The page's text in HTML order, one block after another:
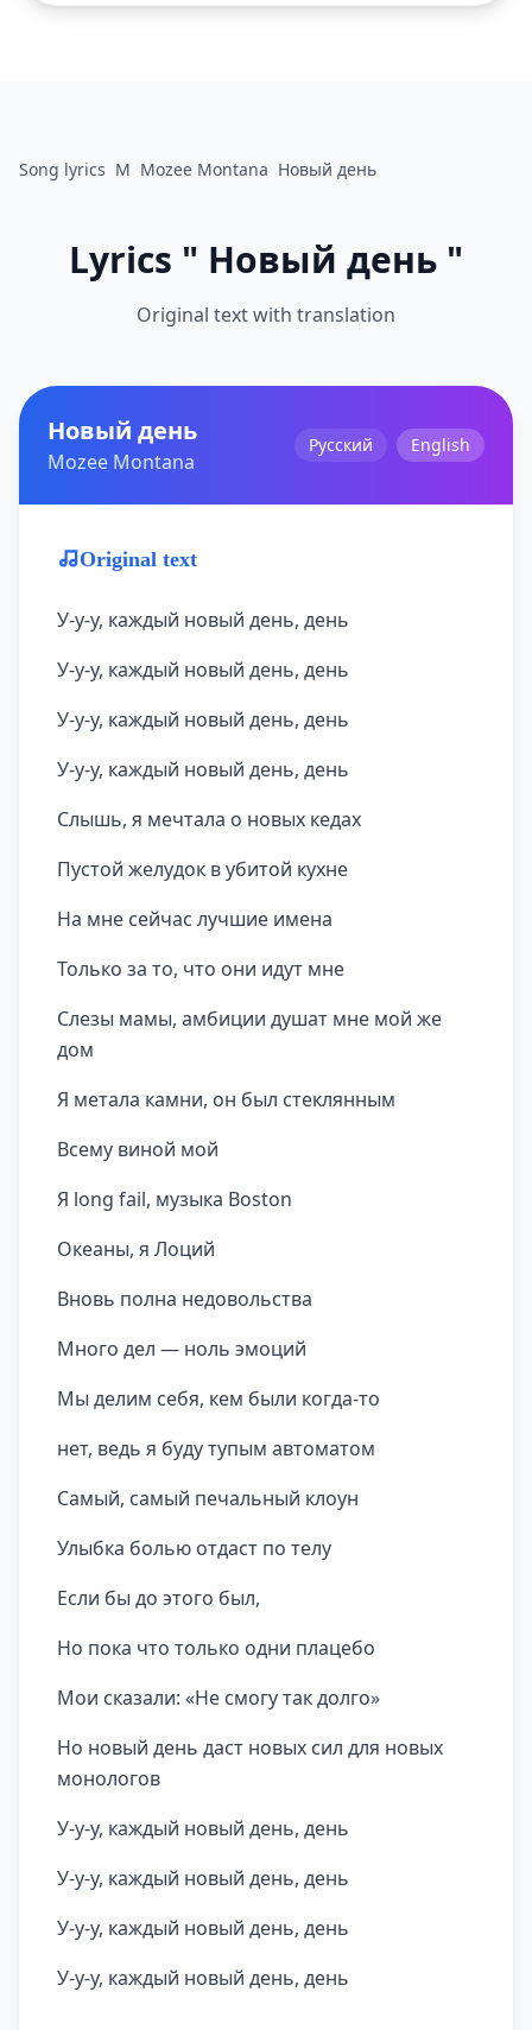
Song lyrics M Mozee Montana Новый день
Lyrics " Новый день "
Original text with translation
Новый день
Mozee Montana
Русский English
Original text
У-у-у, каждый новый день, день
У-у-у, каждый новый день, день
У-у-у, каждый новый день, день
У-у-у, каждый новый день, день
Слышь, я мечтала о новых кедах
Пустой желудок в убитой кухне
На мне сейчас лучшие имена
Только за то, что они идут мне
Слезы мамы, амбиции душат мне мой же
дом
Я метала камни, он был стеклянным
Всему виной мой
Я long fail, музыка Boston
Океаны, я Лоций
Вновь полна недовольства
Много дел — ноль эмоций
Мы делим себя, кем были когда-то
нет, ведь я буду тупым автоматом
Самый, самый печальный клоун
Улыбка болью отдаст по телу
Если бы до этого был,
Но пока что только одни плацебо
Мои сказали: «Не смогу так долго»
Но новый день даст новых сил для новых
монологов
У-у-у, каждый новый день, день
У-у-у, каждый новый день, день
У-у-у, каждый новый день, день
У-у-у, каждый новый день, день